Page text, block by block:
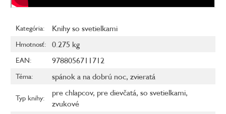
Kategória: Knihy so svetielkami
Hmotnosť: 0.275 kg
EAN: 9788056711712
Téma: spánok a na dobrú noc, zvieratá
Typ knihy:
pre chlapcov, pre dievčatá, so svetielkami,
zvukové